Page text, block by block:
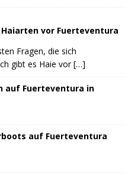
vor Fuerteventura
Fragen, die sich
gibt es Haie vor[…]
auf Fuerteventura in
auf Fuerteventura